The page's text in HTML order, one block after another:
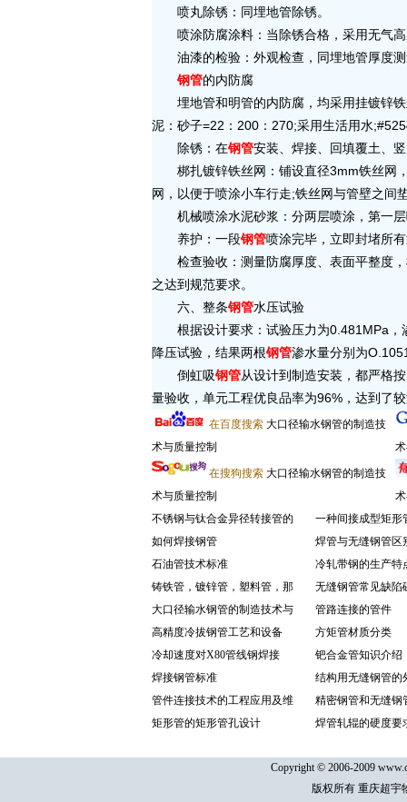
喷丸除锈：同埋地管除锈。
喷涂防腐涂料：当除锈合格，采用无气高
油漆的检验：外观检查，同埋地管厚度测
钢管的内防腐
埋地管和明管的内防腐，均采用挂镀锌铁
泥：砂子=22：200：270;采用生活用水
除锈：在钢管安装、焊接、回填覆土、
梆扎镀锌铁丝网：铺设直径3mm铁丝网
网，以便于喷涂小车行走;铁丝网与管壁之
机械喷涂水泥砂浆：分两层喷涂，第一层
养护：一段钢管喷涂完毕，立即封堵所
检查验收：测量防腐厚度、表面平整度，
之达到规范要求。
六、整条钢管水压试验
根据设计要求：试验压力为0.481MPa，
降压试验，结果两根钢管渗水量分别为
倒虹吸钢管从设计到制造安装，都严格
量验收，单元工程优良品率为96%，达到了
在百度搜索 大口径输水钢管的制造技
术与质量控制
在搜狗搜索 大口径输水钢管的制造技
术与质量控制
不锈钢与钛合金异径转接管的
如何焊接钢管
石油管技术标准
铸铁管，镀锌管，塑料管，那
大口径输水钢管的制造技术与
高精度冷拔钢管工艺和设备
冷却速度对X80管线钢焊接
焊接钢管标准
管件连接技术的工程应用及维
矩形管的矩形管孔设计
一种间接成型矩形
焊管与无缝钢管区
冷轧带钢的生产特
无缝钢管常见缺陷
管路连接的管件
方矩管材质分类
钯合金管知识介绍
结构用无缝钢管的
精密钢管和无缝钢
焊管轧辊的硬度要
Copyright © 2006-2009
版权所有 重庆超宇